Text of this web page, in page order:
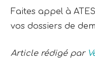
Faites appel à
vos dossiers de
Article rédigé par